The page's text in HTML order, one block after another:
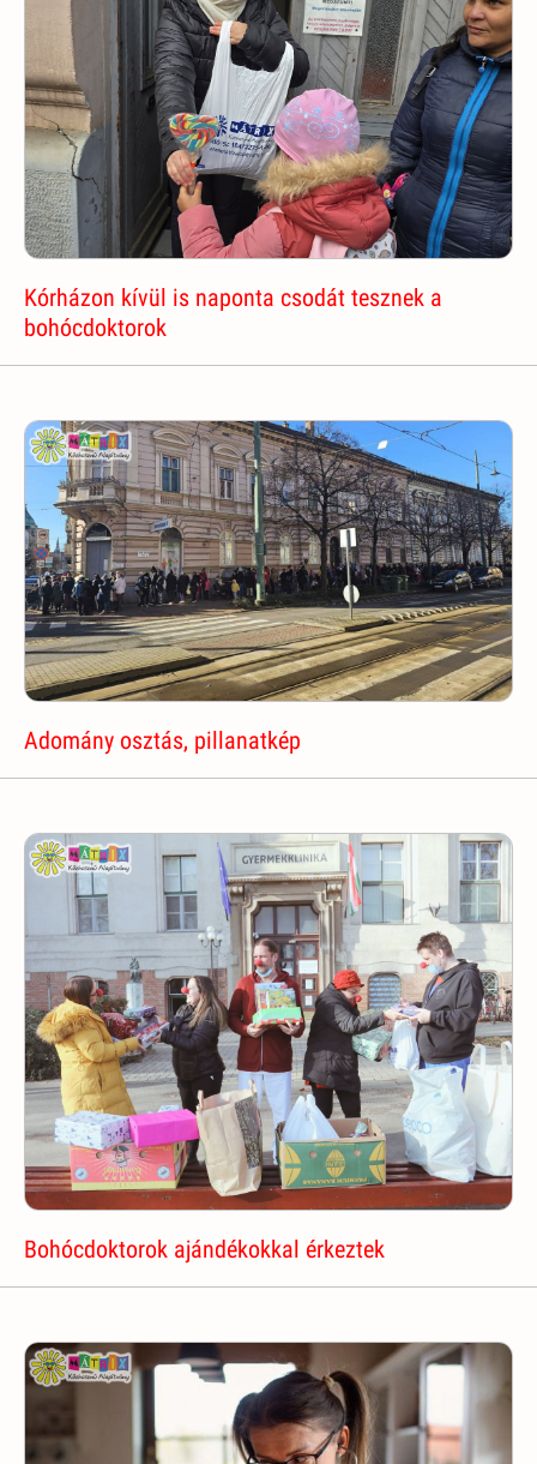
Kórházon kívül is naponta csodát tesznek a
bohócdoktorok
Adomány osztás, pillanatkép
Bohócdoktorok ajándékokkal érkeztek